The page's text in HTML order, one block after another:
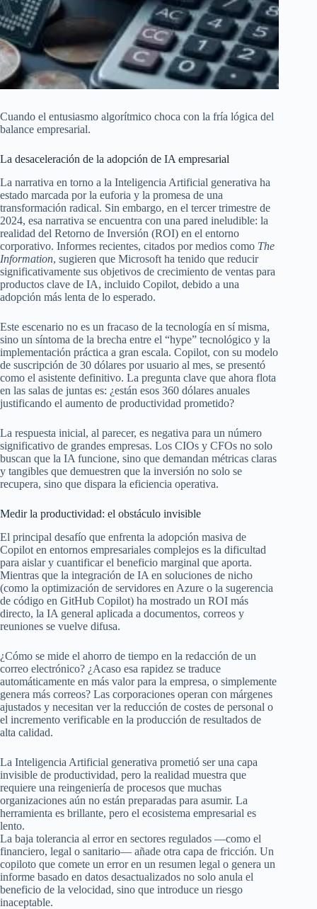
Cuando el entusiasmo algorítmico choca con la fría lógica del
balance empresarial.
La desaceleración de la adopción de IA empresarial
La narrativa en torno a la Inteligencia Artificial generativa ha
estado marcada por la euforia y la promesa de una
transformación radical. Sin embargo, en el tercer trimestre de
2024, esa narrativa se encuentra con una pared ineludible: la
realidad del Retorno de Inversión (ROI) en el entorno
corporativo. Informes recientes, citados por medios como The
Information, sugieren que Microsoft ha tenido que reducir
significativamente sus objetivos de crecimiento de ventas para
productos clave de IA, incluido Copilot, debido a una
adopción más lenta de lo esperado.
Este escenario no es un fracaso de la tecnología en sí misma,
sino un síntoma de la brecha entre el “hype” tecnológico y la
implementación práctica a gran escala. Copilot, con su modelo
de suscripción de 30 dólares por usuario al mes, se presentó
como el asistente definitivo. La pregunta clave que ahora flota
en las salas de juntas es: ¿están esos 360 dólares anuales
justificando el aumento de productividad prometido?
La respuesta inicial, al parecer, es negativa para un número
significativo de grandes empresas. Los CIOs y CFOs no solo
buscan que la IA funcione, sino que demandan métricas claras
y tangibles que demuestren que la inversión no solo se
recupera, sino que dispara la eficiencia operativa.
Medir la productividad: el obstáculo invisible
El principal desafío que enfrenta la adopción masiva de
Copilot en entornos empresariales complejos es la dificultad
para aislar y cuantificar el beneficio marginal que aporta.
Mientras que la integración de IA en soluciones de nicho
(como la optimización de servidores en Azure o la sugerencia
de código en GitHub Copilot) ha mostrado un ROI más
directo, la IA general aplicada a documentos, correos y
reuniones se vuelve difusa.
¿Cómo se mide el ahorro de tiempo en la redacción de un
correo electrónico? ¿Acaso esa rapidez se traduce
automáticamente en más valor para la empresa, o simplemente
genera más correos? Las corporaciones operan con márgenes
ajustados y necesitan ver la reducción de costes de personal o
el incremento verificable en la producción de resultados de
alta calidad.
La Inteligencia Artificial generativa prometió ser una capa
invisible de productividad, pero la realidad muestra que
requiere una reingeniería de procesos que muchas
organizaciones aún no están preparadas para asumir. La
herramienta es brillante, pero el ecosistema empresarial es
lento.
La baja tolerancia al error en sectores regulados —como el
financiero, legal o sanitario— añade otra capa de fricción. Un
copiloto que comete un error en un resumen legal o genera un
informe basado en datos desactualizados no solo anula el
beneficio de la velocidad, sino que introduce un riesgo
inaceptable.